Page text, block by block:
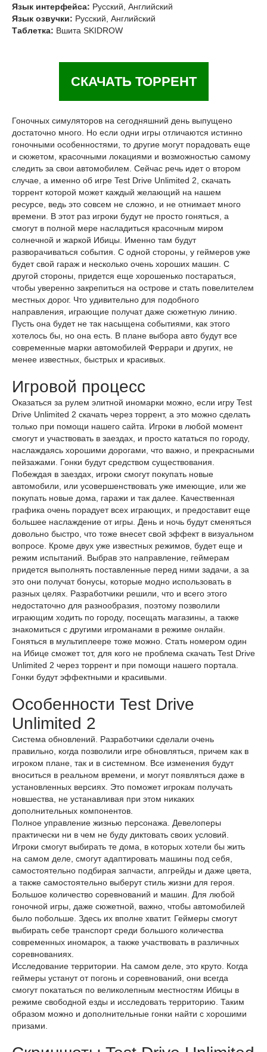
Язык интерфейса: Русский, Английский
Язык озвучки: Русский, Английский
Таблетка: Вшита SKIDROW
СКАЧАТЬ ТОРРЕНТ
Гоночных симуляторов на сегодняшний день выпущено
достаточно много. Но если одни игры отличаются истинно
гоночными особенностями, то другие могут порадовать еще
и сюжетом, красочными локациями и возможностью самому
следить за свои автомобилем. Сейчас речь идет о втором
случае, а именно об игре Test Drive Unlimited 2, скачать
торрент которой может каждый желающий на нашем
ресурсе, ведь это совсем не сложно, и не отнимает много
времени. В этот раз игроки будут не просто гоняться, а
смогут в полной мере насладиться красочным миром
солнечной и жаркой Ибицы. Именно там будут
разворачиваться события. С одной стороны, у геймеров уже
будет свой гараж и несколько очень хороших машин. С
другой стороны, придется еще хорошенько постараться,
чтобы уверенно закрепиться на острове и стать повелителем
местных дорог. Что удивительно для подобного
направления, играющие получат даже сюжетную линию.
Пусть она будет не так насыщена событиями, как этого
хотелось бы, но она есть. В плане выбора авто будут все
современные марки автомобилей Феррари и других, не
менее известных, быстрых и красивых.
Игровой процесс
Оказаться за рулем элитной иномарки можно, если игру Test
Drive Unlimited 2 скачать через торрент, а это можно сделать
только при помощи нашего сайта. Игроки в любой момент
смогут и участвовать в заездах, и просто кататься по городу,
наслаждаясь хорошими дорогами, что важно, и прекрасными
пейзажами. Гонки будут средством существования.
Побеждая в заездах, игроки смогут покупать новые
автомобили, или усовершенствовать уже имеющие, или же
покупать новые дома, гаражи и так далее. Качественная
графика очень порадует всех играющих, и предоставит еще
большее наслаждение от игры. День и ночь будут сменяться
довольно быстро, что тоже внесет свой эффект в визуальном
вопросе. Кроме двух уже известных режимов, будет еще и
режим испытаний. Выбрав это направление, геймерам
придется выполнять поставленные перед ними задачи, а за
это они получат бонусы, которые модно использовать в
разных целях. Разработчики решили, что и всего этого
недостаточно для разнообразия, поэтому позволили
играющим ходить по городу, посещать магазины, а также
знакомиться с другими игроманами в режиме онлайн.
Гоняться в мультиплеере тоже можно. Стать номером один
на Ибице сможет тот, для кого не проблема скачать Test Drive
Unlimited 2 через торрент и при помощи нашего портала.
Гонки будут эффектными и красивыми.
Особенности Test Drive
Unlimited 2
Система обновлений. Разработчики сделали очень
правильно, когда позволили игре обновляться, причем как в
игроком плане, так и в системном. Все изменения будут
вноситься в реальном времени, и могут появляться даже в
установленных версиях. Это поможет игрокам получать
новшества, не устанавливая при этом никаких
дополнительных компонентов.
Полное управление жизнью персонажа. Девелоперы
практически ни в чем не буду диктовать своих условий.
Игроки смогут выбирать те дома, в которых хотели бы жить
на самом деле, смогут адаптировать машины под себя,
самостоятельно подбирая запчасти, апгрейды и даже цвета,
а также самостоятельно выберут стиль жизни для героя.
Большое количество соревнований и машин. Для любой
гоночной игры, даже сюжетной, важно, чтобы автомобилей
было побольше. Здесь их вполне хватит. Геймеры смогут
выбирать себе транспорт среди большого количества
современных иномарок, а также участвовать в различных
соревнованиях.
Исследование территории. На самом деле, это круто. Когда
геймеры устанут от погонь и соревнований, они всегда
смогут покататься по великолепным местностям Ибицы в
режиме свободной езды и исследовать территорию. Таким
образом можно и дополнительные гонки найти с хорошими
призами.